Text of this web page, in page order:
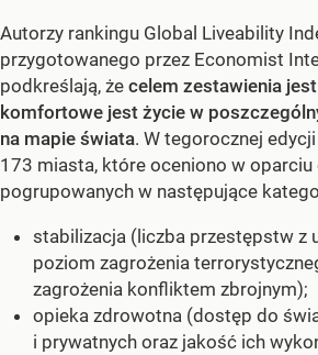
Autorzy rankingu Global Liveability
przygotowanego przez Economist
podkreślają, że celem zestawienia
komfortowe jest życie w
na mapie świata. W tegorocznej
173 miasta, które oceniono w
pogrupowanych w następujące
stabilizacja (liczba przestępstw z
poziom zagrożenia
zagrożenia konfliktem zbrojnym);
opieka zdrowotna (dostęp do
i prywatnych oraz jakość ich